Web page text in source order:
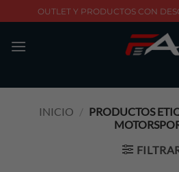
to
content
OUTLET Y PRODUCTOS CON
INICIO / PRODUCTOS